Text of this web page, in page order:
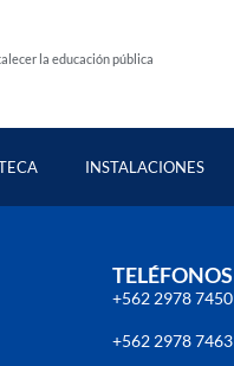
la educación pública
INSTALACIONES
TELÉFONOS
+562 2978 7450
+562 2978 7463